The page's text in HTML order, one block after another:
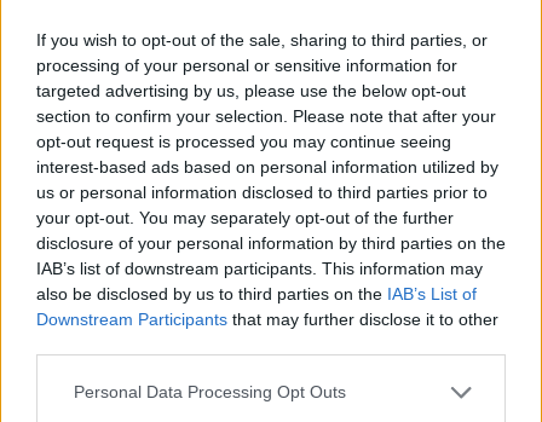
If you wish to opt-out of the sale, sharing to third parties, or
processing of your personal or sensitive information for
targeted advertising by us, please use the below opt-out
section to confirm your selection. Please note that after your
opt-out request is processed you may continue seeing
interest-based ads based on personal information utilized by
us or personal information disclosed to third parties prior to
your opt-out. You may separately opt-out of the further
disclosure of your personal information by third parties on the
IAB’s list of downstream participants. This information may
also be disclosed by us to third parties on the IAB’s List of
Downstream Participants that may further disclose it to other
Please note that this website/app uses one or more Google
Personal Data Processing Opt Outs
FINANCIËN
GenZ financieel plan: 50/30/20-budget, noodfonds en
schuldafbouw